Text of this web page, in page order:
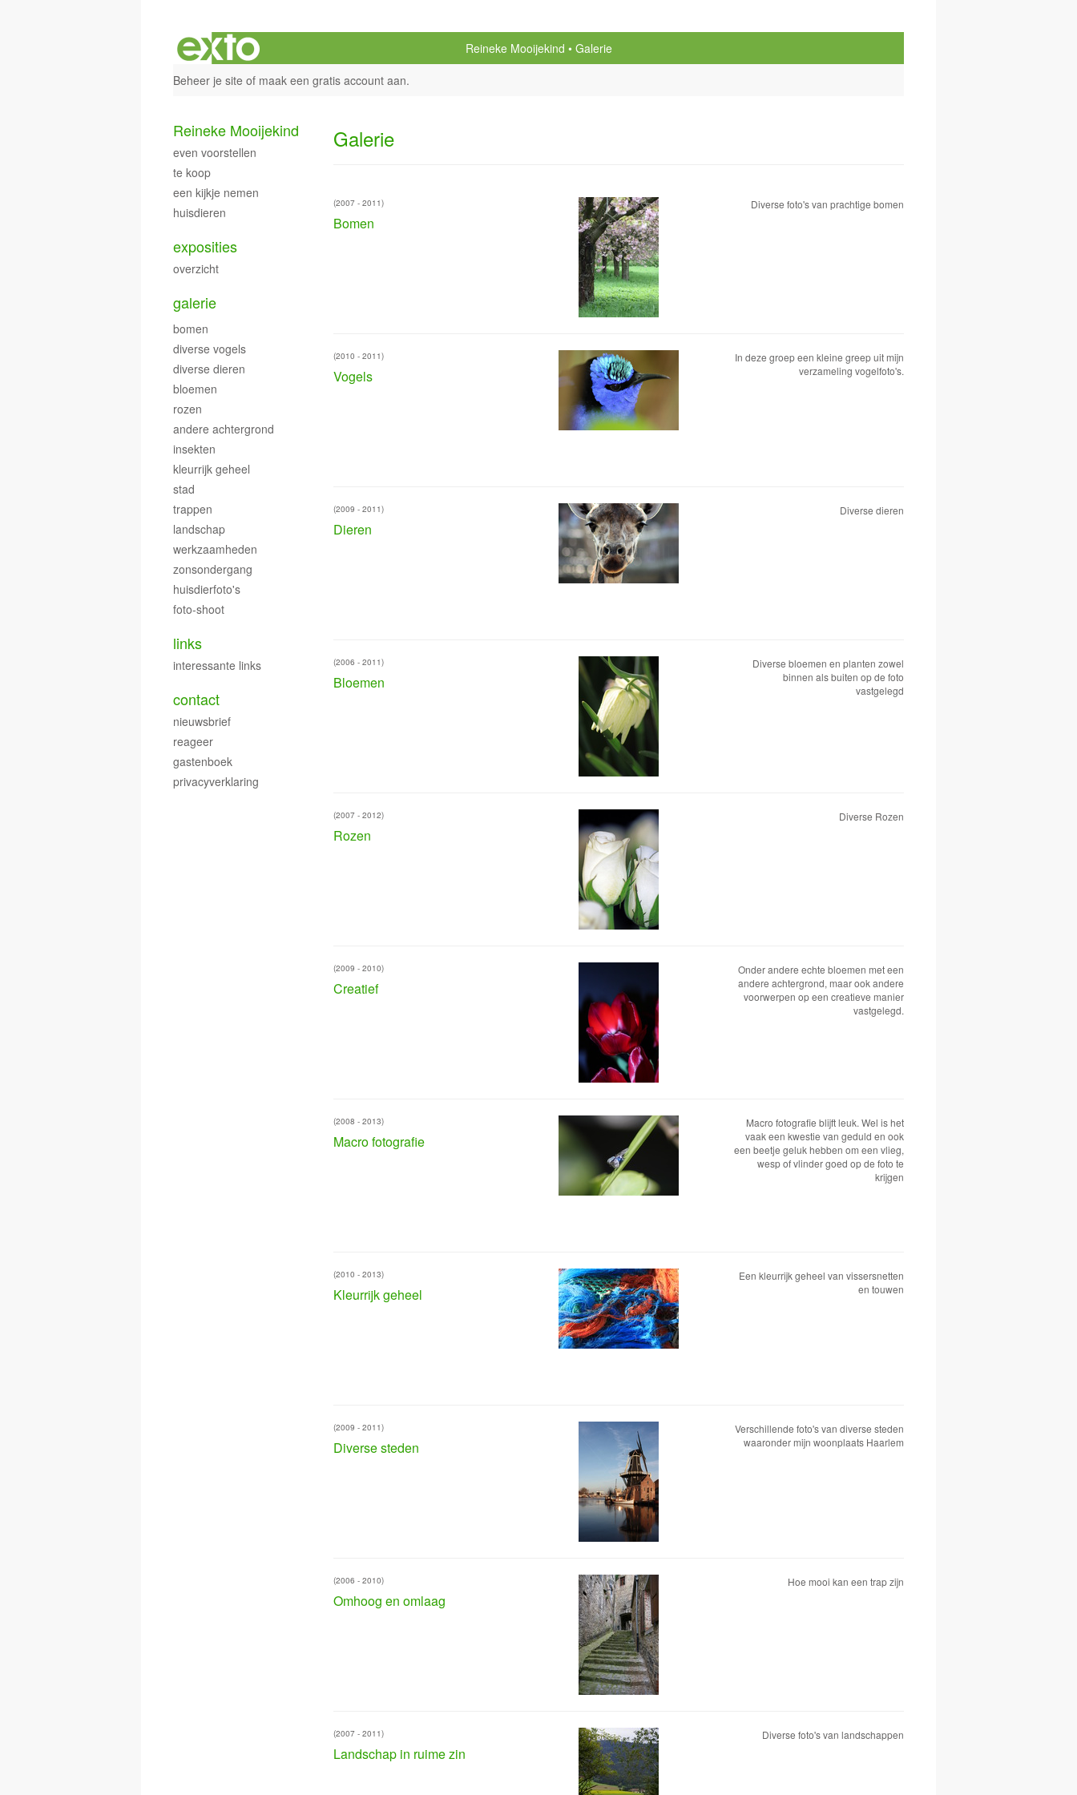
Reineke Mooijekind
Galerie
Beheer je site of maak een gratis account aan.
Galerie
Bomen
(2007 - 2011) Diverse foto's van prachtige bomen
Vogels
(2010 - 2011)
In deze groep een kleine greep uit mijn
verzameling vogelfoto's.
Dieren
(2009 - 2011) Diverse dieren
Bloemen
(2006 - 2011)
Diverse bloemen en planten zowel
binnen als buiten op de foto
vastgelegd
Rozen
(2007 - 2012) Diverse Rozen
Creatief
(2009 - 2010)
Onder andere echte bloemen met een
andere achtergrond, maar ook andere
voorwerpen op een creatieve manier
vastgelegd.
Macro fotografie
(2008 - 2013)
Macro fotografie blijft leuk. Wel is het
vaak een kwestie van geduld en ook
een beetje geluk hebben om een vlieg,
wesp of vlinder goed op de foto te
krijgen
Kleurrijk geheel
(2010 - 2013)
Een kleurrijk geheel van vissersnetten
en touwen
Diverse steden
(2009 - 2011)
Verschillende foto's van diverse steden
waaronder mijn woonplaats Haarlem
Omhoog en omlaag
(2006 - 2010) Hoe mooi kan een trap zijn
Landschap in ruime zin
(2007 - 2011) Diverse foto's van landschappen
Reineke Mooijekind
even voorstellen
te koop
een kijkje nemen
huisdieren
exposities
overzicht
galerie
bomen
diverse vogels
diverse dieren
bloemen
rozen
andere achtergrond
insekten
kleurrijk geheel
stad
trappen
landschap
werkzaamheden
zonsondergang
huisdierfoto's
foto-shoot
links
interessante links
contact
nieuwsbrief
reageer
gastenboek
privacyverklaring